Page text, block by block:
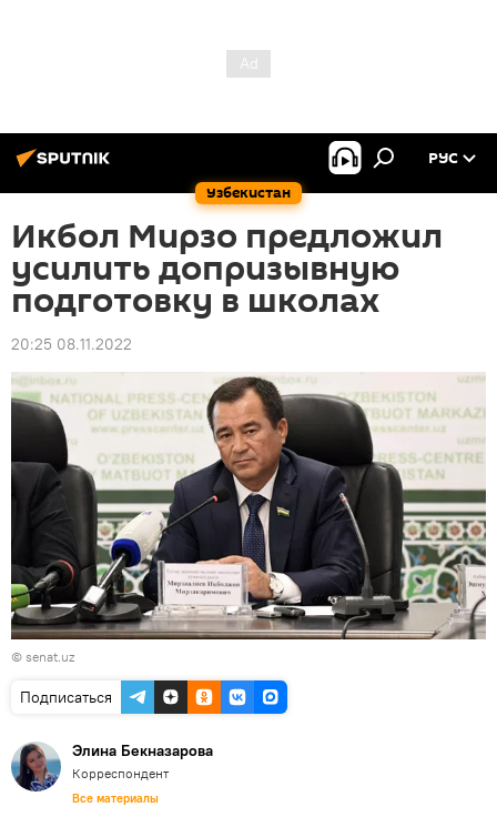
Узбекистан
РУС
Икбол Мирзо предложил
усилить допризывную
подготовку в школах
20:25 08.11.2022
© senat.uz
Подписаться
Элина Бекназарова
Корреспондент
Все материалы